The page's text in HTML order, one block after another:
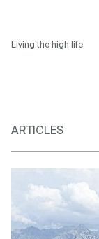
Living the high life
ARTICLES